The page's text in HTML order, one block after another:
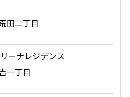
田二丁目
ーナレジデンス
一丁目